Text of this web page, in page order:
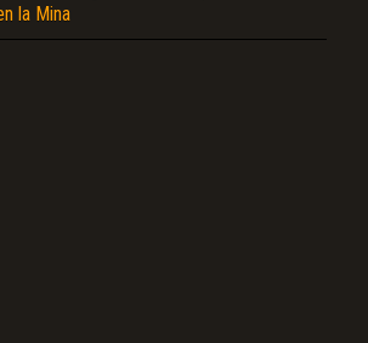
la Mina
es incorrecto según el contenido.